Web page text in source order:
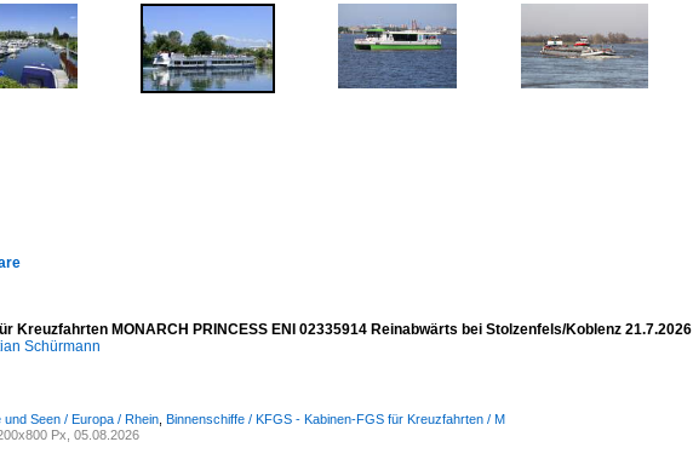
Kreuzfahrten MONARCH PRINCESS ENI 02335914 Reinabwärts bei Stolzenfels/Koblenz 21.7.2026
Schürmann
und Seen / Europa / Rhein Binnenschiffe / KFGS - Kabinen-FGS für Kreuzfahrten / M
Px, 05.08.2026